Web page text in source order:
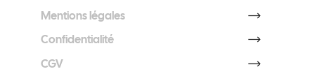
Mentions légales
Confidentialité
CGV